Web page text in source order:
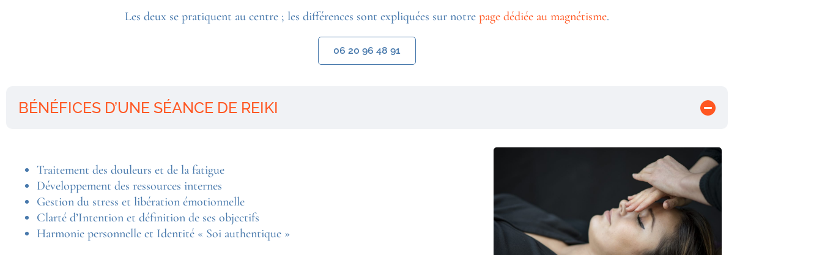
Les deux se pratiquent au centre ; les différences sont expliquées sur notre page dédiée au magnétisme.
06 20 96 48 91
BÉNÉFICES D’UNE SÉANCE DE REIKI
Traitement des douleurs et de la fatigue
Développement des ressources internes
Gestion du stress et libération émotionnelle
Clarté d’Intention et définition de ses objectifs
Harmonie personnelle et Identité « Soi authentique »